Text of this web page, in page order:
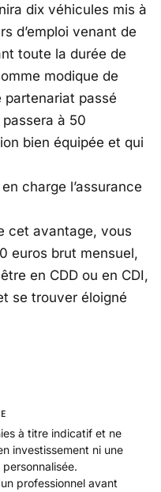
dix véhicules mis à
d’emploi venant de
toute la durée de
modique de
partenariat passé
à 50
bien équipée et qui
charge l’assurance
cet avantage, vous
euros brut mensuel,
en CDD ou en CDI,
se trouver éloigné
à titre indicatif et ne
investissement ni une
professionnel avant